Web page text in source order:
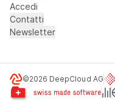
Accedi
Contatti
Newsletter
©2026 DeepCloud AG